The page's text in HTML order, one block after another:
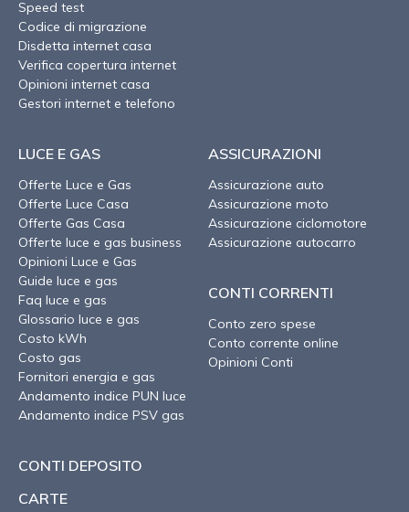
Speed test
Codice di migrazione
Disdetta internet casa
Verifica copertura internet
Opinioni internet casa
Gestori internet e telefono
LUCE E GAS
Offerte Luce e Gas
Offerte Luce Casa
Offerte Gas Casa
Offerte luce e gas business
Opinioni Luce e Gas
Guide luce e gas
Faq luce e gas
Glossario luce e gas
Costo kWh
Costo gas
Fornitori energia e gas
Andamento indice PUN luce
Andamento indice PSV gas
ASSICURAZIONI
Assicurazione auto
Assicurazione moto
Assicurazione ciclomotore
Assicurazione autocarro
CONTI CORRENTI
Conto zero spese
Conto corrente online
Opinioni Conti
CONTI DEPOSITO
CARTE